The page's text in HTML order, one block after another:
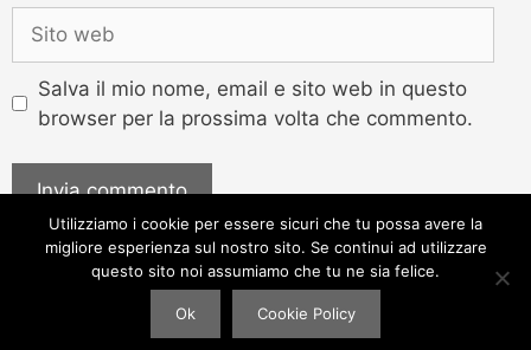
Salva il mio nome, email e sito web in questo
browser per la prossima volta che commento.
© Autocompara.it - CTAWEB Srls - P.IVA 04201890615
Utilizziamo i cookie per essere sicuri che tu possa avere la
migliore esperienza sul nostro sito. Se continui ad utilizzare
questo sito noi assumiamo che tu ne sia felice.
Ok Cookie Policy